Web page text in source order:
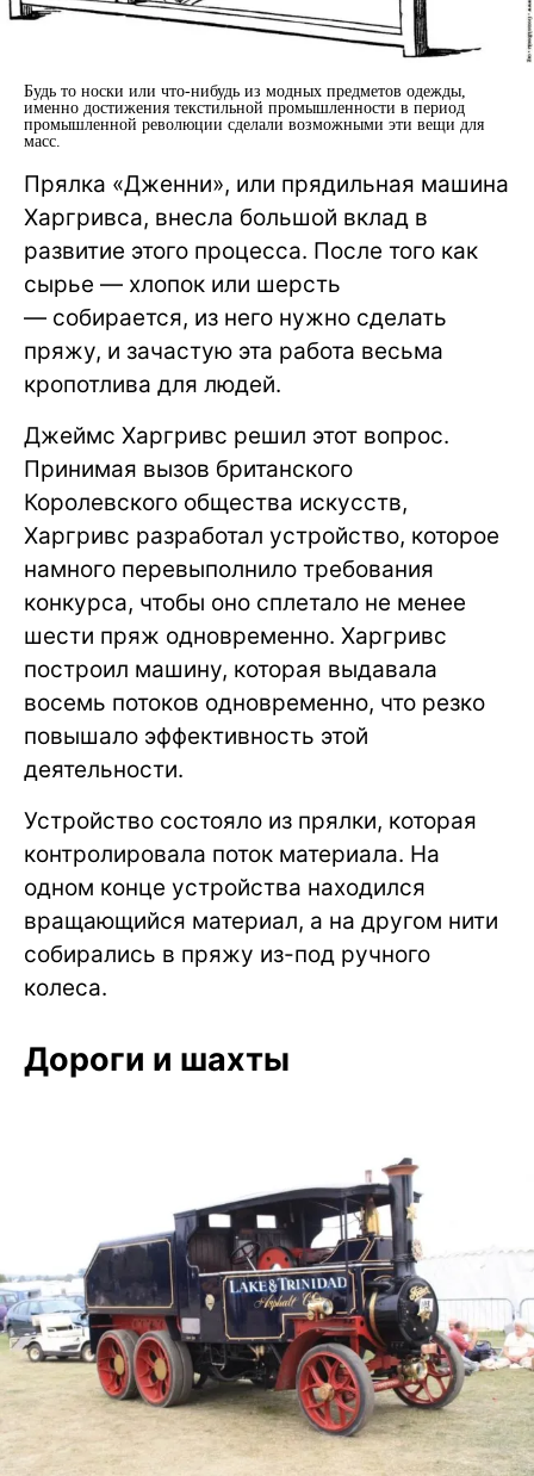
Будь то носки или что-нибудь из модных предметов одежды,
именно достижения текстильной промышленности в период
промышленной революции сделали возможными эти вещи для
масс.
Прялка «Дженни», или прядильная машина
Харгривса, внесла большой вклад в
развитие этого процесса. После того как
сырье — хлопок или шерсть
— собирается, из него нужно сделать
пряжу, и зачастую эта работа весьма
кропотлива для людей.
Джеймс Харгривс решил этот вопрос.
Принимая вызов британского
Королевского общества искусств,
Харгривс разработал устройство, которое
намного перевыполнило требования
конкурса, чтобы оно сплетало не менее
шести пряж одновременно. Харгривс
построил машину, которая выдавала
восемь потоков одновременно, что резко
повышало эффективность этой
деятельности.
Устройство состояло из прялки, которая
контролировала поток материала. На
одном конце устройства находился
вращающийся материал, а на другом нити
собирались в пряжу из-под ручного
колеса.
Дороги и шахты